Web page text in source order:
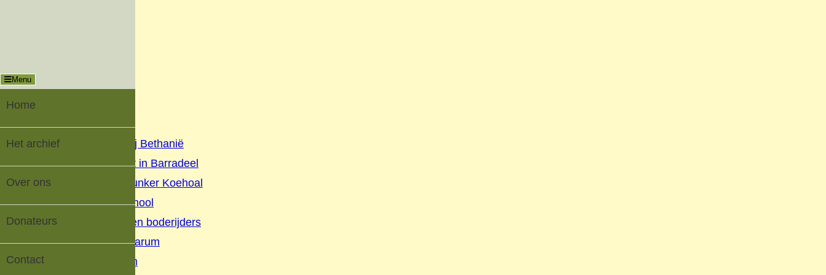
Home
Het archief
▼
Geschiedenis Nij Bethanië
Oorlog en verzet in Barradeel
Geschiedenis Bunker Koehoal
Buurtschap Koehool
Beurtschippers en boderijders
Kaatsen Tzummarum
V.V. Tzummarum
Menu
Home
Het archief
Over ons
Donateurs
Contact